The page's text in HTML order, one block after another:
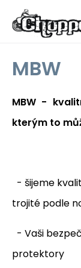
MBW
MBW -
kterým to
- šijeme
trojité podle
- Vaši
protektory